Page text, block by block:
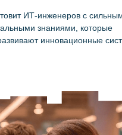
ИТ-инженеров с
знаниями, которые
инновационные